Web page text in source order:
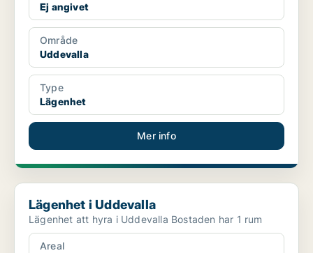
Ej angivet
Område
Uddevalla
Type
Lägenhet
Mer info
Lägenhet i Uddevalla
Lägenhet i Uddevalla
Lägenhet att hyra i Uddevalla Bostaden har 1 rum
Areal